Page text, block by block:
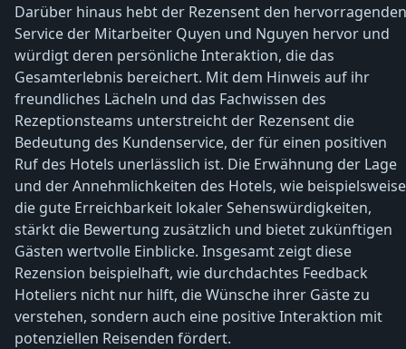
Darüber hinaus hebt der Rezensent den hervorragenden
Service der Mitarbeiter Quyen und Nguyen hervor und
würdigt deren persönliche Interaktion, die das
Gesamterlebnis bereichert. Mit dem Hinweis auf ihr
freundliches Lächeln und das Fachwissen des
Rezeptionsteams unterstreicht der Rezensent die
Bedeutung des Kundenservice, der für einen positiven
Ruf des Hotels unerlässlich ist. Die Erwähnung der Lage
und der Annehmlichkeiten des Hotels, wie beispielsweise
die gute Erreichbarkeit lokaler Sehenswürdigkeiten,
stärkt die Bewertung zusätzlich und bietet zukünftigen
Gästen wertvolle Einblicke. Insgesamt zeigt diese
Rezension beispielhaft, wie durchdachtes Feedback
Hoteliers nicht nur hilft, die Wünsche ihrer Gäste zu
verstehen, sondern auch eine positive Interaktion mit
potenziellen Reisenden fördert.